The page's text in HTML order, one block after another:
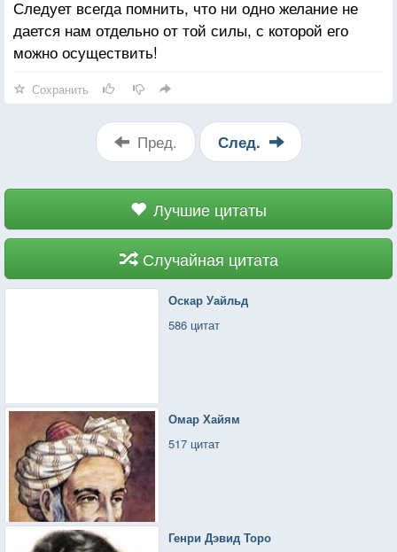
Следует всегда помнить, что ни одно желание не
дается нам отдельно от той силы, с которой его
можно осуществить!
Сохранить
Пред. След.
Лучшие цитаты
Случайная цитата
Оскар Уайльд
586 цитат
Омар Хайям
517 цитат
Генри Дэвид Торо